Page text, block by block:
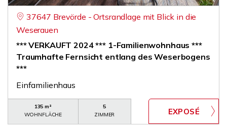
37647 Brevörde - Ortsrandlage mit Blick in die
Weserauen
*** VERKAUFT 2024 *** 1-Familienwohnhaus ***
Traumhafte Fernsicht entlang des Weserbogens
***
Einfamilienhaus
135 m²
WOHNFLÄCHE
5
ZIMMER